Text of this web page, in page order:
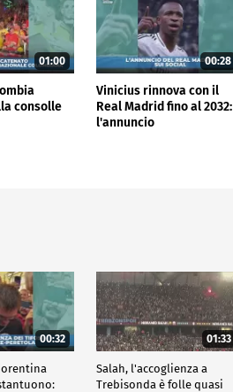
01:00
consolle
00:28
Vinicius rinnova con il
Real Madrid fino al 2032:
l'annuncio
00:32 01:33
Salah, l'accoglienza a
Trebisonda è folle quasi